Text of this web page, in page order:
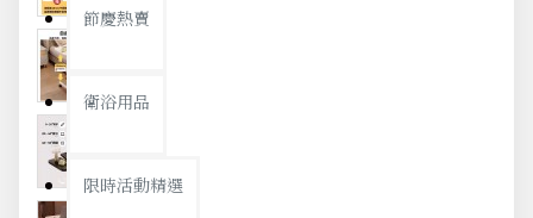
節慶熱賣
衛浴用品
限時活動精選